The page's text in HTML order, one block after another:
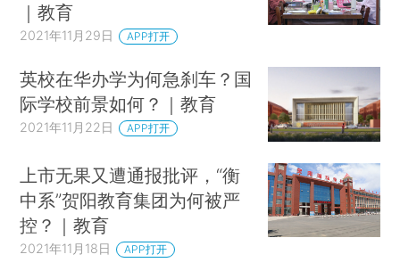
｜教育
2021年11月29日 APP打开
英校在华办学为何急刹车？国
际学校前景如何？｜教育
2021年11月22日 APP打开
上市无果又遭通报批评，“衡
中系”贺阳教育集团为何被严
控？｜教育
2021年11月18日 APP打开